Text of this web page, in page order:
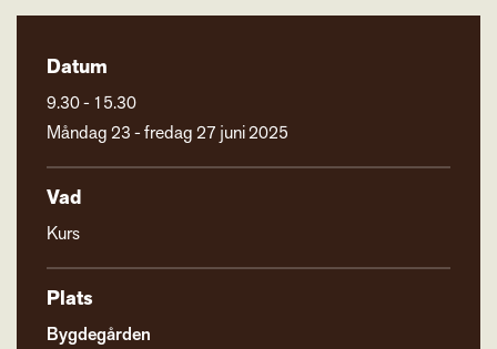
Datum
9.30 - 15.30
Måndag 23 - fredag 27 juni 2025
Vad
Kurs
Plats
Bygdegården